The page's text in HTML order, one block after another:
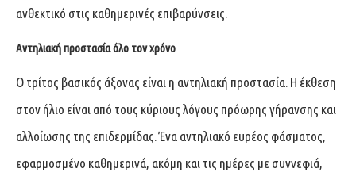
ανθεκτικό στις καθημερινές επιβαρύνσεις.
Αντηλιακή προστασίαόλο τον χρόνο
Ο τρίτος βασικός άξονας είναι η αντηλιακή προστασία. Η έκθεση
στον ήλιο είναι από τους κύριους λόγους πρόωρης γήρανσης και
αλλοίωσης της επιδερμίδας. Ένα αντηλιακό ευρέος φάσματος,
εφαρμοσμένο καθημερινά, ακόμη και τις ημέρες με συννεφιά,